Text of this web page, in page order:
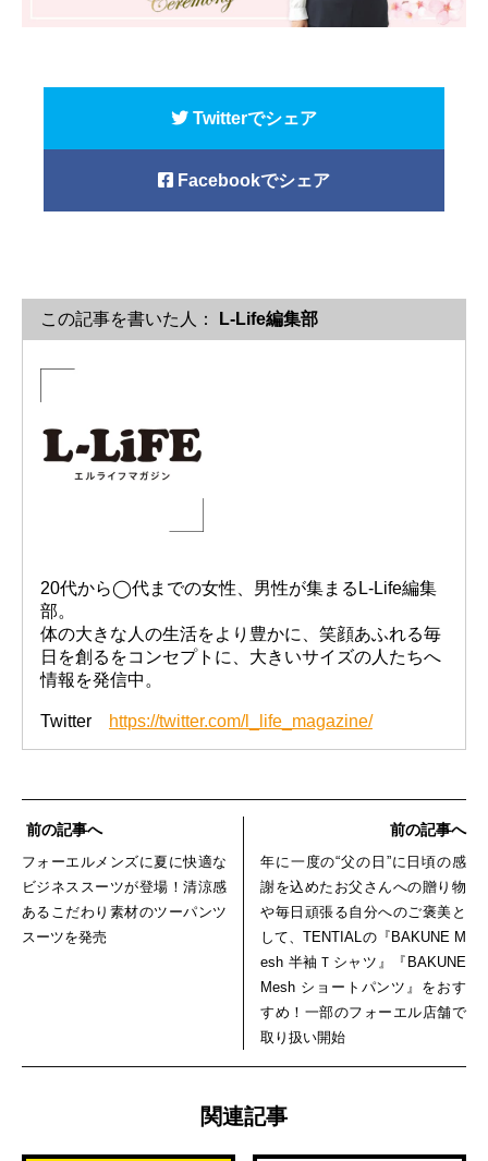
Twitterでシェア
Facebookでシェア
この記事を書いた人： L-Life編集部
20代から◯代までの女性、男性が集まるL-Life編集
部。
体の大きな人の生活をより豊かに、笑顔あふれる毎
日を創るをコンセプトに、大きいサイズの人たちへ
情報を発信中。
Twitter https://twitter.com/l_life_magazine/
前の記事へ
フォーエルメンズに夏に快適な
ビジネススーツが登場！清涼感
あるこだわり素材のツーパンツ
スーツを発売
前の記事へ
年に一度の“父の日”に日頃の感
謝を込めたお父さんへの贈り物
や毎日頑張る自分へのご褒美と
して、TENTIALの『BAKUNE M
esh 半袖Ｔシャツ』『BAKUNE
Mesh ショートパンツ』をおす
すめ！一部のフォーエル店舗で
取り扱い開始
関連記事